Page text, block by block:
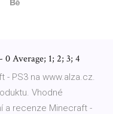
Average; 1; 2; 3; 4
- PS3 na www.alza.cz.
Vhodné
a recenze Minecraft -